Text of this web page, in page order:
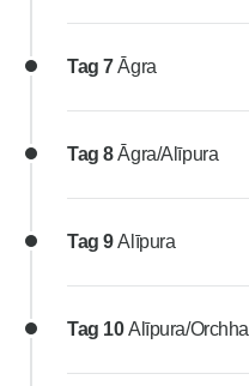
Tag 7Āgra
Tag 8Āgra/Alīpura
Tag 9Alīpura
Tag 10Alīpura/Orchha